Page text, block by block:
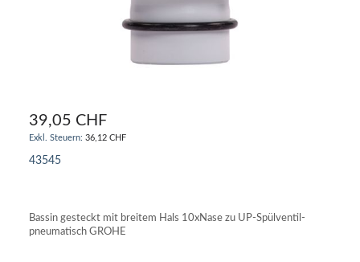
39,05 CHF
36,12 CHF
43545
Bassin gesteckt mit breitem Hals 10xNase zu UP-Spülventil-
pneumatisch GROHE